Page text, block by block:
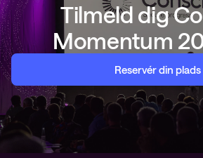
Tilmeld dig
Momentum
Reservér din plads